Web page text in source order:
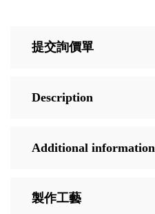
提交詢價單
Description
Additional information
製作工藝